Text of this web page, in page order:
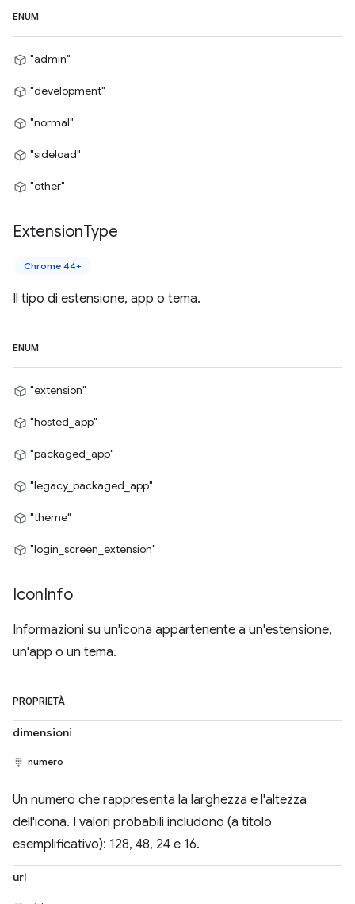
ENUM
"admin"
"development"
"normal"
"sideload"
"other"
ExtensionType
Chrome 44+
Il tipo di estensione, app o tema.
ENUM
"extension"
"hosted_app"
"packaged_app"
"legacy_packaged_app"
"theme"
"login_screen_extension"
IconInfo
Informazioni su un'icona appartenente a un'estensione,
un'app o un tema.
PROPRIETÀ
dimensioni
numero
Un numero che rappresenta la larghezza e l'altezza
dell'icona. I valori probabili includono (a titolo
esemplificativo): 128, 48, 24 e 16.
url